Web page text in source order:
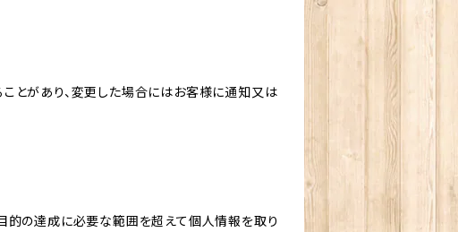
とがあり、変更した場合にはお客様に通知又は
的の達成に必要な範囲を超えて個人情報を取り